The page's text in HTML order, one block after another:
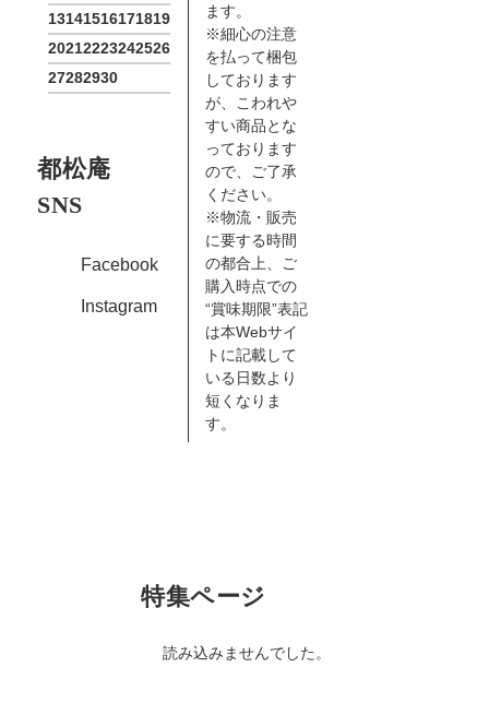
13141516171819
20212223242526
27282930
都松庵
SNS
Facebook
Instagram
ます。
※細心の注意
を払って梱包
しております
が、こわれや
すい商品とな
っております
ので、ご了承
ください。
※物流・販売
に要する時間
の都合上、ご
購入時点での
“賞味期限”表記
は本Webサイ
トに記載して
いる日数より
短くなりま
す。
特集ページ
読み込みませんでした。